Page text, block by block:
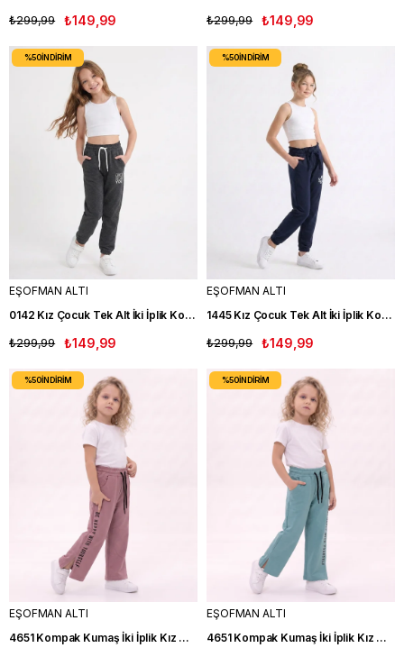
₺149,99
₺299,99 ₺149,99
₺299,99
EŞOFMAN ALTI
0142 Kız Çocuk Tek Alt İki İplik Kompak Kumaş FM
₺149,99
₺299,99
%50İNDIRIM
EŞOFMAN ALTI
1445 Kız Çocuk Tek Alt İki İplik Kompak Kumaş LACIVERT
₺149,99
₺299,99
%50İNDIRIM
EŞOFMAN ALTI
4651 Kompak Kumaş İki İplik Kız Çocuk Eşofman Altı GÜLK
%50İNDIRIM
EŞOFMAN ALTI
4651 Kompak Kumaş İki İplik Kız Çocuk Eşofman Altı TRK
%50İNDIRIM